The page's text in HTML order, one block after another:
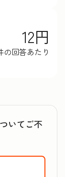
12円
の回答あたり
いてご不